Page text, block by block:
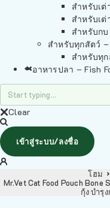
สำหรับเ
สำหรับเ
สำหรับกบ
สำหรับทุกสัตว์
สำหรับทุ
อาหารปลา – Fish
Clear
เข้าสู่ระบบ/ลงชื่อ
โฮม
Mr.Vet Cat Food Pouch
กุ้ง บำรุ